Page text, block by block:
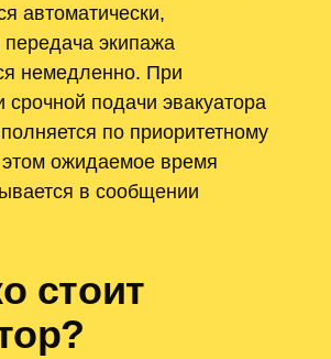
автоматически,
передача экипажа
немедленно. При
срочной подачи эвакуатора
по приоритетному
ожидаемое время
в сообщении
стоит